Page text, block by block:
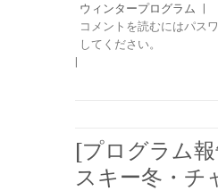
ウィンタープログラム |
コメントを読むにはパス
してください。
|
[プログラム
スキー冬・チ